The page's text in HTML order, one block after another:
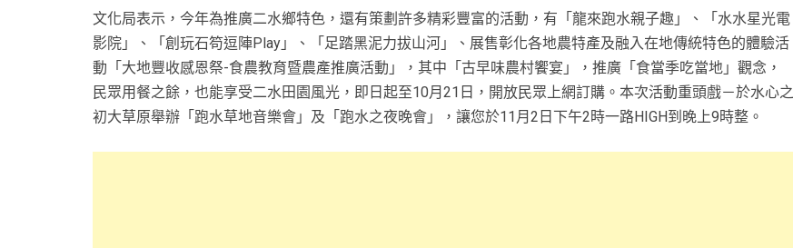
文化局表示，今年為推廣二水鄉特色，還有策劃許多精彩豐富的活動，有「龍來跑水親子趣」、「水水星光電
影院」、「創玩石笱逗陣Play」、「足踏黑泥力拔山河」、展售彰化各地農特產及融入在地傳統特色的體驗活
動「大地豐收感恩祭-食農教育暨農產推廣活動」，其中「古早味農村饗宴」，推廣「食當季吃當地」觀念，
民眾用餐之餘，也能享受二水田園風光，即日起至10月21日，開放民眾上網訂購。本次活動重頭戲－於水心之
初大草原舉辦「跑水草地音樂會」及「跑水之夜晚會」，讓您於11月2日下午2時一路HIGH到晚上9時整。